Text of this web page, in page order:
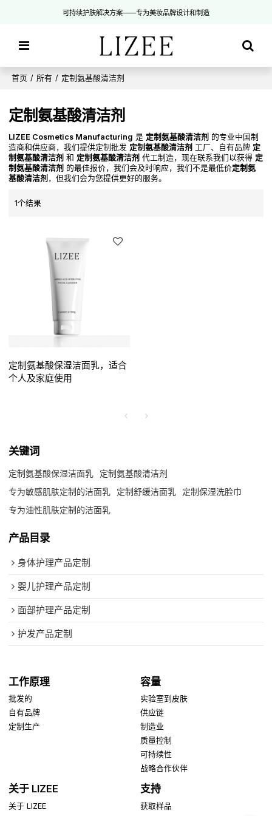
可持续护肤解决方案——专为美妆品牌设计和制造
首页 / 所有 / 定制氨基酸清洁剂
定制氨基酸清洁剂
LIZEE Cosmetics Manufacturing 是 定制氨基酸清洁剂 的专业中国制
造商和供应商，我们提供定制批发 定制氨基酸清洁剂 工厂、自有品牌 定
制氨基酸清洁剂 和 定制氨基酸清洁剂 代工制造，现在联系我们以获得 定
制氨基酸清洁剂 的最佳报价，我们会及时响应，我们不是最低价定制氨
基酸清洁剂 ，但我们会为您提供更好的服务。
1个结果
定制氨基酸保湿洁面乳，适合
个人及家庭使用
关键词
定制氨基酸保湿洁面乳
定制氨基酸清洁剂
专为敏感肌肤定制的洁面乳
定制舒缓洁面乳
定制保湿洗脸巾
专为油性肌肤定制的洁面乳
产品目录
身体护理产品定制
婴儿护理产品定制
面部护理产品定制
护发产品定制
工作原理
批发的
自有品牌
定制生产
容量
实验室到皮肤
供应链
制造业
质量控制
可持续性
战略合作伙伴
关于 LIZEE
关于 LIZEE
支持
获取样品